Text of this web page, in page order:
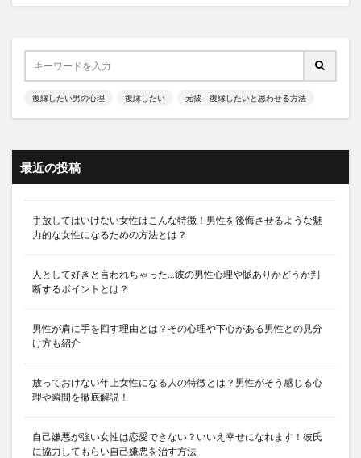
復縁したい男の心理 復縁したい 元彼 復縁したいと思わせる方法
最近の投稿
手放してはいけない女性はこんな特徴！男性を後悔させるような魅
力的な女性になるための方法とは？
人として好きと言われちゃった…彼の男性心理や脈ありかどうか判
断するポイントとは？
男性が肩に手を回す理由とは？その心理や下心がある男性との見分
け方も紹介
放っておけない年上女性になる人の特徴とは？男性がそう感じる心
理や瞬間を徹底解説！
自己嫌悪が強い女性は恋愛できない？いいえ幸せになれます！彼氏
に協力してもらい自己嫌悪を治す方法